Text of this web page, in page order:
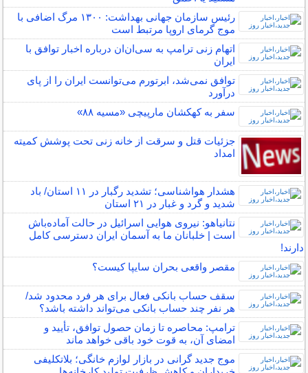
رئیس سازمان جهانی بهداشت: ۱۳۰۰ مرگ اضافی با
موج گرمای اروپا مرتبط است
اتهام زنی ترامپ به سی‌ان‌ان درباره اخبار توافق با
ایران
توافق نمی‌شد، ابرتورم می‌توانست ایران را از پای
درآورد
سفر به کهکشان مارپیچی «مسیه ۸۸»
جزئیات قتل و سرقت از خانه زنی تحت پوشش کمیته
امداد
هشدار هواشناسی؛ تشدید رگبار در ۱۱ استان/ باد
شدید و گرد و غبار در ۲۱ استان
نتانیاهو: نیروی هوایی اسرائیل در حالت آماده‌باش
است | خلبانان ما به آسمان ایران دسترسی کامل
دارند!
مقصر واقعی بحران سایپا کیست؟
سقف حساب بانکی فعال برای هر فرد محدود شد/
هر نفر چند حساب بانکی می‌تواند داشته باشد؟
ترامپ: محاصره تا زمان حصول توافق، تأیید و
امضای آن، به قوت خود باقی خواهد ماند
موج جدید گرانی در بازار لوازم خانگی؛ بلاتکلیفی